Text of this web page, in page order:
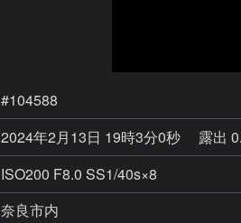
#104588
2024年2月13日 19時3分0秒
露出
ISO200 F8.0 SS1/40s×8
奈良市内